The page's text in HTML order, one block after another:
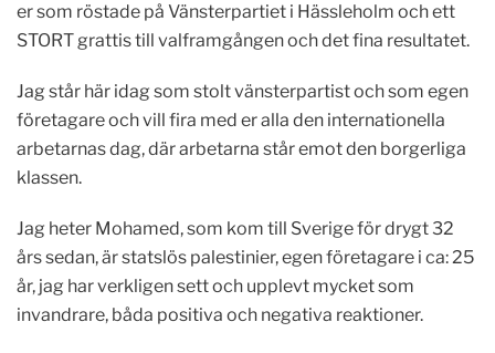
er som röstade på Vänsterpartiet i Hässleholm och ett
STORT grattis till valframgången och det fina resultatet.
Jag står här idag som stolt vänsterpartist och som egen
företagare och vill fira med er alla den internationella
arbetarnas dag, där arbetarna står emot den borgerliga
klassen.
Jag heter Mohamed, som kom till Sverige för drygt 32
års sedan, är statslös palestinier, egen företagare i ca: 25
år, jag har verkligen sett och upplevt mycket som
invandrare, båda positiva och negativa reaktioner.